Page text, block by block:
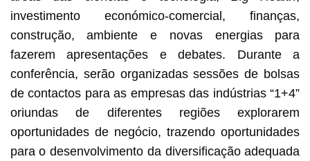
investimento económico-comercial, finanças,
construção, ambiente e novas energias para
fazerem apresentações e debates. Durante a
conferência, serão organizadas sessões de bolsas
de contactos para as empresas das indústrias “1+4”
oriundas de diferentes regiões explorarem
oportunidades de negócio, trazendo oportunidades
para o desenvolvimento da diversificação adequada